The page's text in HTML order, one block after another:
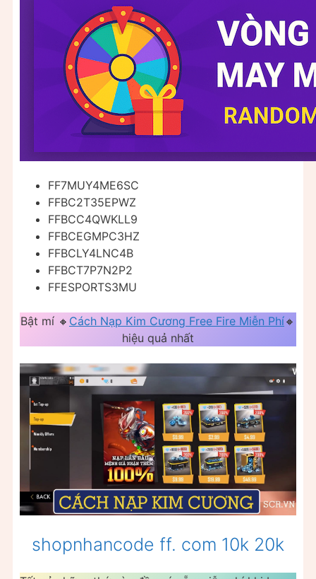
FF7MUY4ME6SC
FFBC2T35EPWZ
FFBCC4QWKLL9
FFBCEGMPC3HZ
FFBCLY4LNC4B
FFBCT7P7N2P2
FFESPORTS3MU
Bật mí 🔸 Cách Nạp Kim Cương Free Fire Miễn Phí🔸
hiệu quả nhất
shopnhancode ff. com 10k 20k